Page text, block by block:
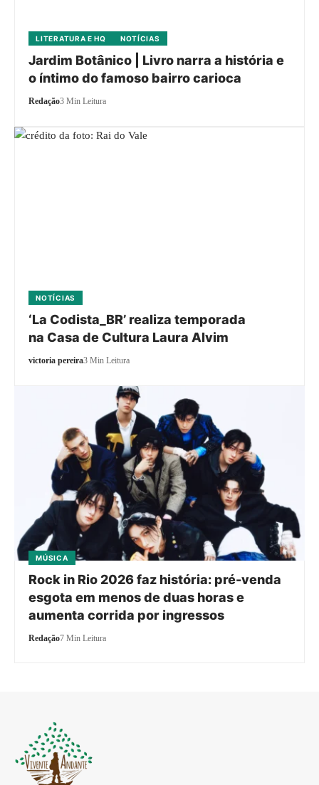
LITERATURA E HQ NOTÍCIAS
Jardim Botânico | Livro narra a história e
o íntimo do famoso bairro carioca
Redação3 Min Leitura
NOTÍCIAS
‘La Codista_BR’ realiza temporada
na Casa de Cultura Laura Alvim
victoria pereira3 Min Leitura
MÚSICA
Rock in Rio 2026 faz história: pré-venda
esgota em menos de duas horas e
aumenta corrida por ingressos
Redação7 Min Leitura